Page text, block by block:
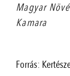
Magyar
Kamara
Forrás: